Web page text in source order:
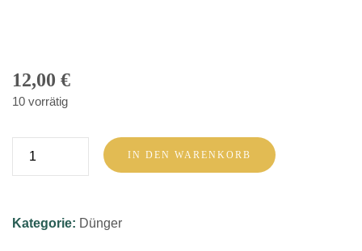
12,00 €
10 vorrätig
IN DEN WARENKORB
Kategorie: Dünger